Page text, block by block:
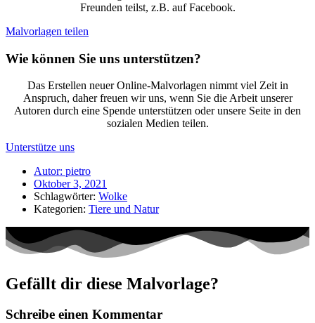
Freunden teilst, z.B. auf Facebook.
Malvorlagen teilen
Wie können Sie uns unterstützen?
Das Erstellen neuer Online-Malvorlagen nimmt viel Zeit in
Anspruch, daher freuen wir uns, wenn Sie die Arbeit unserer
Autoren durch eine Spende unterstützen oder unsere Seite in den
sozialen Medien teilen.
Unterstütze uns
Autor: pietro
Oktober 3, 2021
Schlagwörter: Wolke
Kategorien: Tiere und Natur
Gefällt dir diese Malvorlage?
Schreibe einen Kommentar